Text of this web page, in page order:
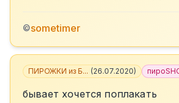
©sometimer
ПИРОЖКИ из Б... (26.07.2020)
бывает хочется поплакать